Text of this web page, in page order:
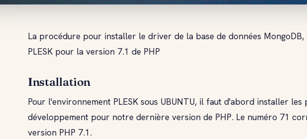
La procédure pour installer le driver de la base de données
PLESK pour la version 7.1 de PHP
Installation
Pour l'environnement PLESK sous UBUNTU, il faut d'abord installer les
développement pour notre dernière version de PHP. Le numéro 71
version PHP 7.1.